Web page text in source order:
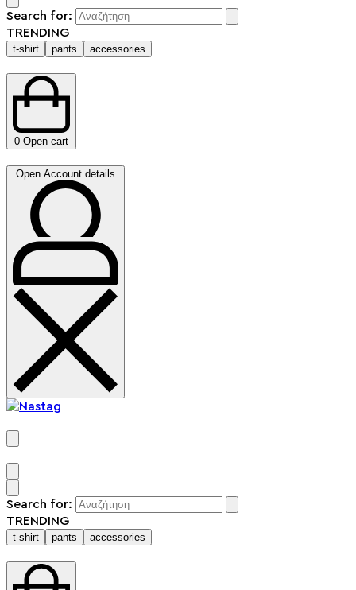
Search for:
TRENDING
t-shirt pants accessories
0 Open cart
Open Account details
Search for:
TRENDING
t-shirt pants accessories